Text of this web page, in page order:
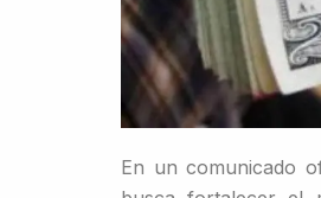
En un comunicado